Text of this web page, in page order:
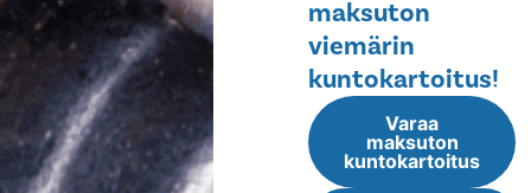
maksuton
viemärin
kuntokartoitus!
Varaa
maksuton
kuntokartoitus